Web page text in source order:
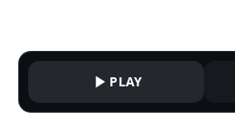
PLAY